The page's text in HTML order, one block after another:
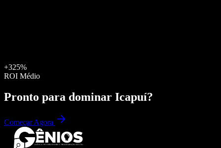
+325%
ROI Médio
Pronto para dominar Icapuí?
Começar Agora